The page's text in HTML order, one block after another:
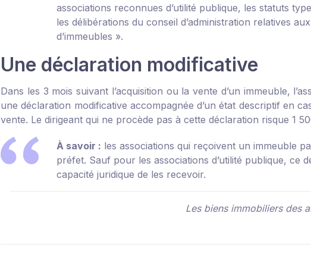
associations reconnues d’utilité publique, les statuts
les délibérations du conseil d’administration relatives
d’immeubles ».
Une déclaration modificative
Dans les 3 mois suivant l’acquisition ou la vente d’un immeuble,
une déclaration modificative accompagnée d’un état descriptif en
vente. Le dirigeant qui ne procède pas à cette déclaration risque 1
À savoir : les associations qui reçoivent un immeuble
préfet. Sauf pour les associations d’utilité publique, ce
capacité juridique de les recevoir.
Les biens immobiliers des